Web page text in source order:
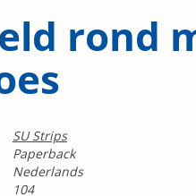
rond
SU Strips
Paperback
Nederlands
104